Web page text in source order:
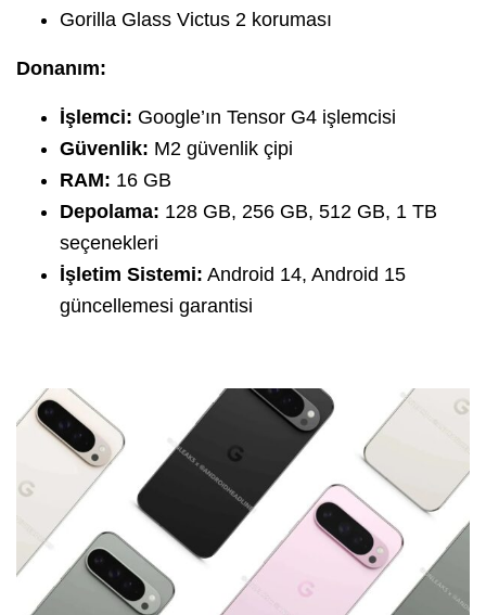
Gorilla Glass Victus 2 koruması
Donanım:
İşlemci: Google’ın Tensor G4 işlemcisi
Güvenlik: M2 güvenlik çipi
RAM: 16 GB
Depolama: 128 GB, 256 GB, 512 GB, 1 TB
seçenekleri
İşletim Sistemi: Android 14, Android 15
güncellemesi garantisi